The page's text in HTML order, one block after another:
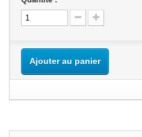
Ajouter au panier